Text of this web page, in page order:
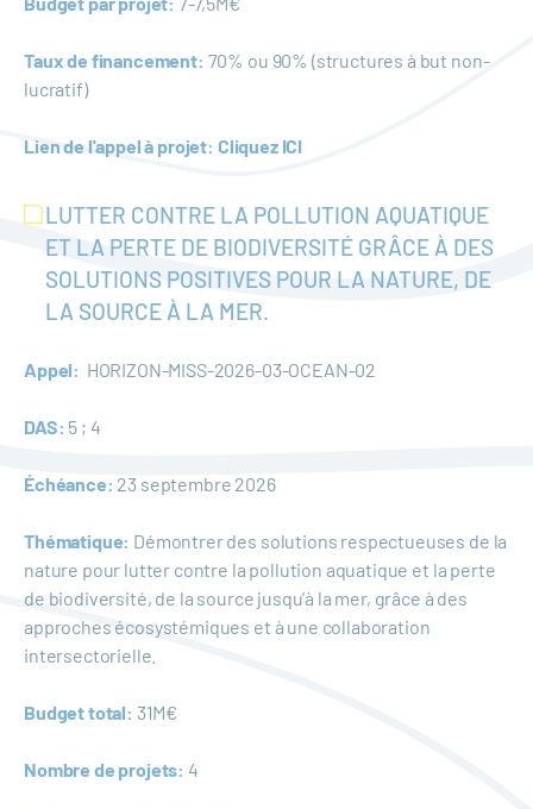
Taux de financement: 70% ou 90% (structures à but non-
lucratif)
Lien de l'appel à projet: Cliquez ICI
LUTTER CONTRE LA POLLUTION AQUATIQUE
ET LA PERTE DE BIODIVERSITÉ GRÂCE À DES
SOLUTIONS POSITIVES POUR LA NATURE, DE
LA SOURCE À LA MER.
Appel: HORIZON-MISS-2026-03-OCEAN-02
DAS: 5 ; 4
Échéance: 23 septembre 2026
Thématique: Démontrer des solutions respectueuses de la
nature pour lutter contre la pollution aquatique et la perte
de biodiversité, de la source jusqu’à la mer, grâce à des
approches écosystémiques et à une collaboration
intersectorielle.
Budget total: 31M€
Nombre de projets: 4